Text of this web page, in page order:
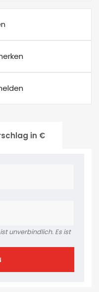
in €
unverbindlich. Es ist